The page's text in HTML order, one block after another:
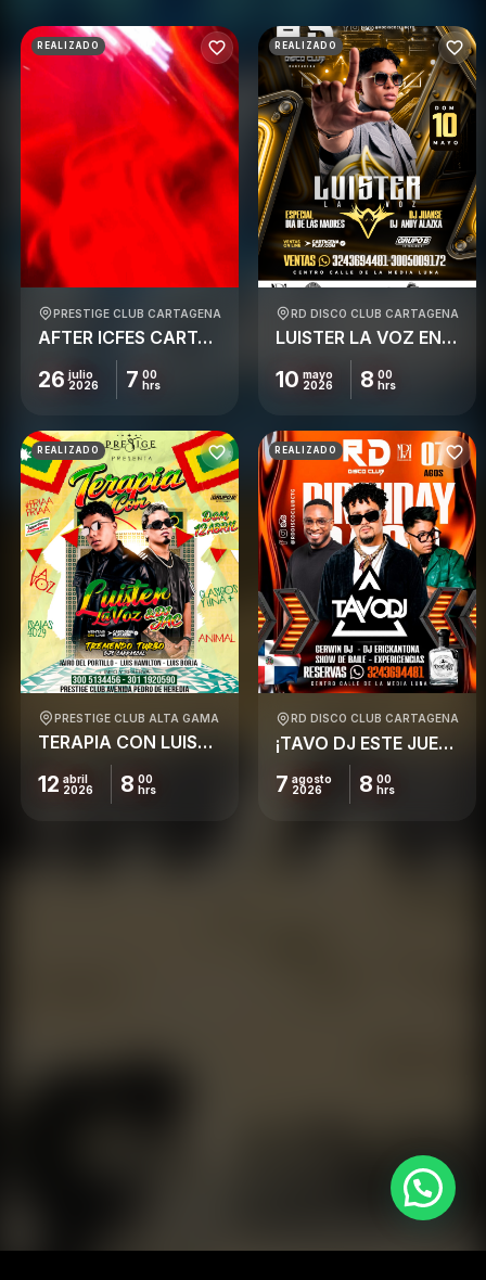
REALIZADO
PRESTIGE CLUB CARTAGENA
AFTER ICFES CARTAGENAPLAY 2026 – EL ORIGINAL
26 julio
2026
7 00
hrs
REALIZADO
RD DISCO CLUB CARTAGENA
LUISTER LA VOZ EN RD CARTAGENA
10 mayo
2026
8 00
hrs
REALIZADO
PRESTIGE CLUB ALTA GAMA
TERAPIA CON LUISTER EN PRESTIGE / DOM 12 ABRIL
12 abril
2026
8 00
hrs
REALIZADO
RD DISCO CLUB CARTAGENA
¡TAVO DJ ESTE JUEVES PRENDE RD
7 agosto
2026
8 00
hrs